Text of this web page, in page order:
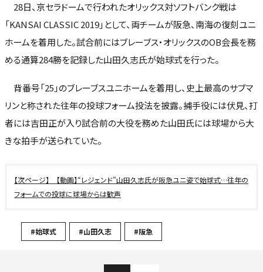
28日、京セラドームで行われたオリックス対ソフトバンク戦は
「KANSAI CLASSIC 2019」として、両チームが阪急、南海の復刻ユニ
ホームを着用した。試合前にはブレーブス・オリックスのOB会長を務
める通算284勝を記録した山田久志氏が始球式を行った。
背番号「25」のブレーブスユニホームを着用し、史上最高のサブマ
リンと称された往年の投球フォーム投法を披露。捕手役には伏見、打
者には吉田正が入り試合前の大役を務めた山田氏には球場から大
きな拍手が送られていた。
【動画】“レジェンド”山田久志氏が阪急ユニ姿で始球式…往年の
フォームでの投球に球場からは歓声
#始球式 #山田久志 #阪急